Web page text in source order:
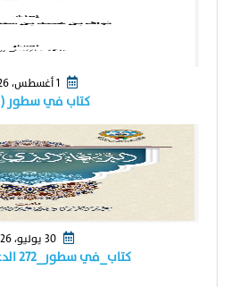
1 أغسطس، 2026
كتاب في سطور ( ٢٧٣…
كتاب_في سطور_٢٧٢ الدعاء الذي لايرد